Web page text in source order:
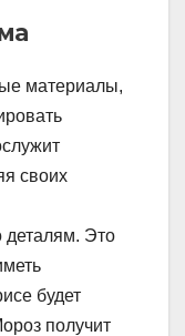
материалы,
своих
деталям. Это
будет
получит